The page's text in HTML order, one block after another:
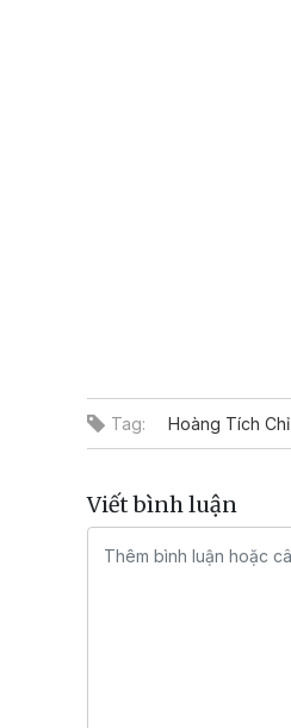
Tag: Hoàng Tích Chỉ
Viết bình luận